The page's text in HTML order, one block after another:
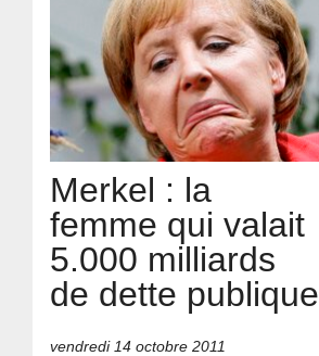
Merkel : la
femme qui valait
5.000 milliards
de dette publique
vendredi 14 octobre 2011